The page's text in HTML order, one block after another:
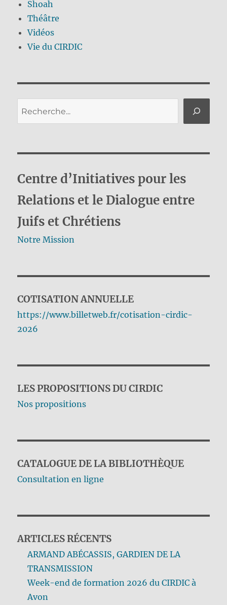
Shoah
Théâtre
Vidéos
Vie du CIRDIC
Centre d’Initiatives pour les
Relations et le Dialogue entre
Juifs et Chrétiens
Notre Mission
COTISATION ANNUELLE
https://www.billetweb.fr/cotisation-cirdic-
2026
LES PROPOSITIONS DU CIRDIC
Nos propositions
CATALOGUE DE LA BIBLIOTHÈQUE
Consultation en ligne
ARTICLES RÉCENTS
ARMAND ABÉCASSIS, GARDIEN DE LA
TRANSMISSION
Week-end de formation 2026 du CIRDIC à
Avon